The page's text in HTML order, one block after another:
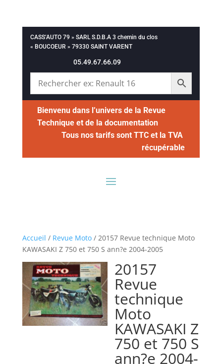
CASS’AUTO 79 » SARL S.D.B.A 3 chemin du clos
« BOUCOEUR » 79330 SAINT VARENT
05.49.67.66.09
Bienvenu dans l’univers de la Revue
Technique et de la documentation
Tous nos tarifs sont TTC et la TVA
récupérable
Accueil / Revue Moto/ 20157 Revue technique Moto
KAWASAKI Z 750 et 750 S ann?e 2004-2005
20157
Revue
technique
Moto
KAWASAKI Z
750 et 750 S
ann?e 2004-